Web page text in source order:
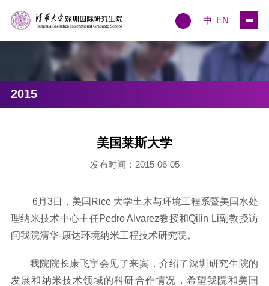
中 EN
2015
美国莱斯大学
发布时间：2015-06-05
6月3日，美国Rice 大学土木与环境工程系暨美国水处
理纳米技术中心主任Pedro Alvarez教授和Qilin Li副教授访
问我院清华-康达环境纳米工程技术研究院。
我院院长康飞宇会见了来宾，介绍了深圳研究生院的
发展和纳米技术领域的科研合作情况，希望我院和美国